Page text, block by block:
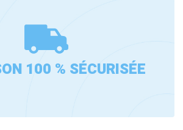
100 % SÉCURISÉE